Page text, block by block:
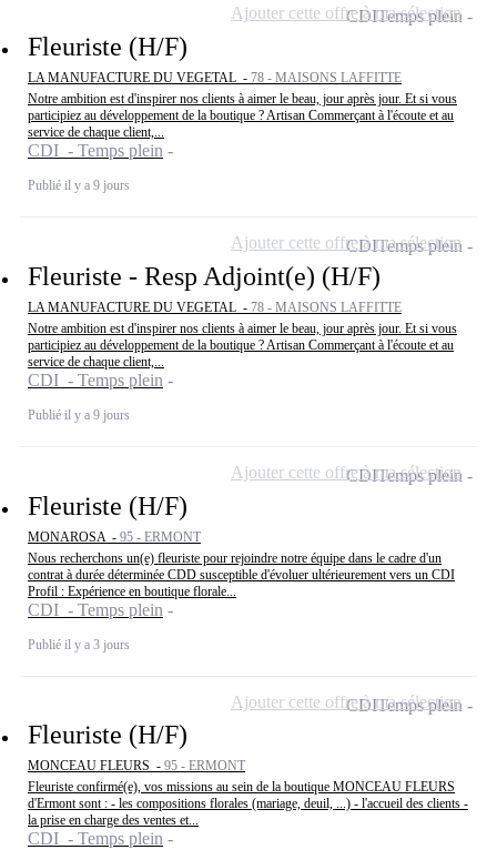
Fleuriste (H/F)
LA MANUFACTURE DU VEGETAL - 78 - MAISONS LAFFITTE
Notre ambition est d'inspirer nos clients à aimer le beau, jour après jour. Et si vous
participiez au développement de la boutique ? Artisan Commerçant à l'écoute et au
service de chaque client,...
CDI - Temps plein
Publié il y a 9 jours
CDITemps plein
Ajouter cette offre à ma sélection
Fleuriste - Resp Adjoint(e) (H/F)
LA MANUFACTURE DU VEGETAL - 78 - MAISONS LAFFITTE
Notre ambition est d'inspirer nos clients à aimer le beau, jour après jour. Et si vous
participiez au développement de la boutique ? Artisan Commerçant à l'écoute et au
service de chaque client,...
CDI - Temps plein
Publié il y a 9 jours
CDITemps plein
Ajouter cette offre à ma sélection
Fleuriste (H/F)
MONAROSA - 95 - ERMONT
Nous recherchons un(e) fleuriste pour rejoindre notre équipe dans le cadre d'un
contrat à durée déterminée CDD susceptible d'évoluer ultérieurement vers un CDI
Profil : Expérience en boutique florale...
CDI - Temps plein
Publié il y a 3 jours
CDITemps plein
Ajouter cette offre à ma sélection
Fleuriste (H/F)
MONCEAU FLEURS - 95 - ERMONT
Fleuriste confirmé(e), vos missions au sein de la boutique MONCEAU FLEURS
d'Ermont sont : - les compositions florales (mariage, deuil, ...) - l'accueil des clients -
la prise en charge des ventes et...
CDI - Temps plein
CDITemps plein
Ajouter cette offre à ma sélection